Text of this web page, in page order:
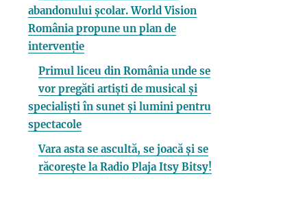
abandonului școlar. World Vision
România propune un plan de
intervenție
Primul liceu din România unde se
vor pregăti artiști de musical și
specialiști în sunet și lumini pentru
spectacole
Vara asta se ascultă, se joacă și se
răcorește la Radio Plaja Itsy Bitsy!